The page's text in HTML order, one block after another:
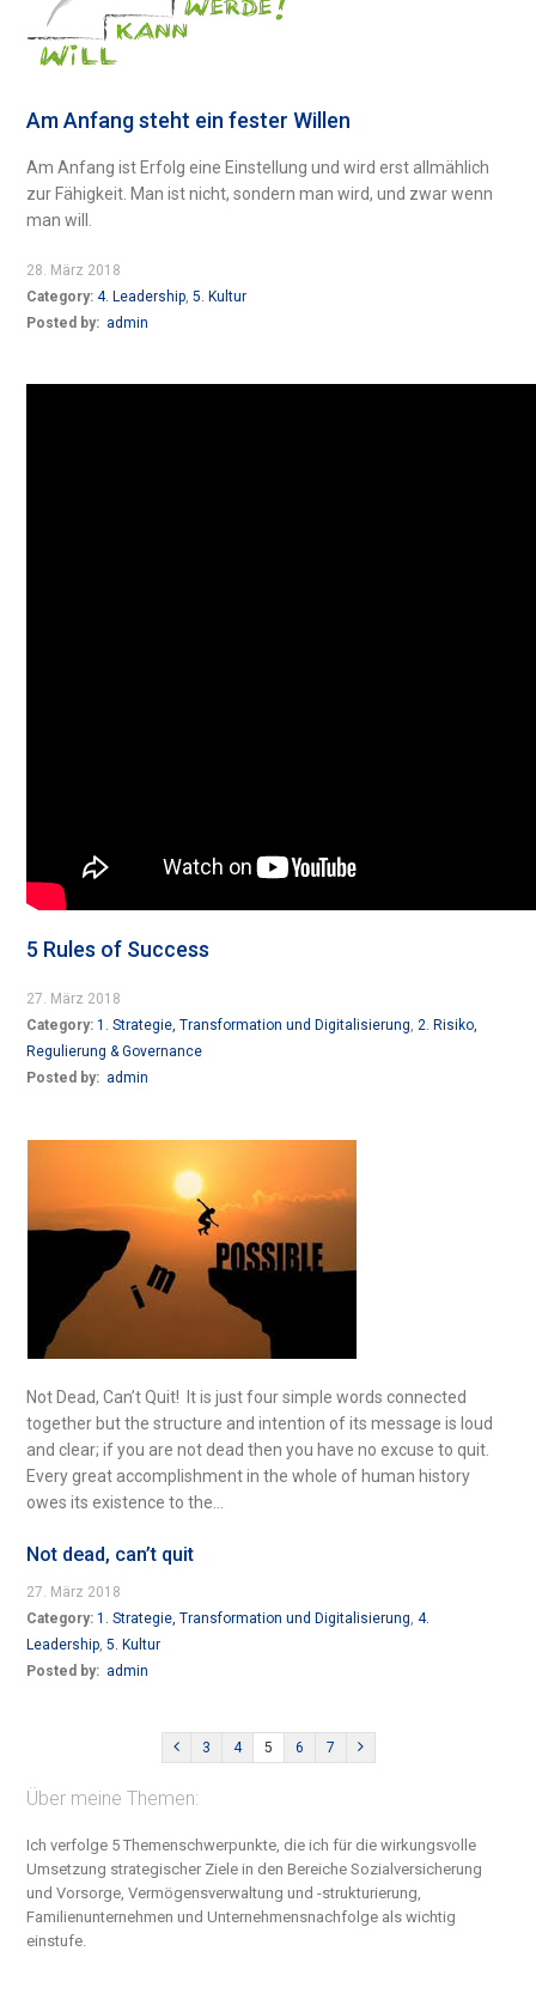
Am Anfang steht ein fester Willen
Am Anfang ist Erfolg eine Einstellung und wird erst allmählich
zur Fähigkeit. Man ist nicht, sondern man wird, und zwar wenn
man will.
28. März 2018
Category:4. Leadership,5. Kultur
Posted by: admin
5 Rules of Success
27. März 2018
Category:1. Strategie, Transformation und Digitalisierung,2. Risiko,
Regulierung & Governance
Posted by: admin
Not Dead, Can’t Quit! It is just four simple words connected
together but the structure and intention of its message is loud
and clear; if you are not dead then you have no excuse to quit.
Every great accomplishment in the whole of human history
owes its existence to the...
Not dead, can’t quit
27. März 2018
Category:1. Strategie, Transformation und Digitalisierung,4.
Leadership,5. Kultur
Posted by: admin
3 4 5 6 7
Über meine Themen:
Ich verfolge 5 Themenschwerpunkte, die ich für die wirkungsvolle
Umsetzung strategischer Ziele in den Bereiche Sozialversicherung
und Vorsorge, Vermögensverwaltung und -strukturierung,
Familienunternehmen und Unternehmensnachfolge als wichtig
einstufe.